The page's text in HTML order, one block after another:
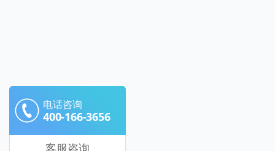
电话咨询
400-166-3656
客服咨询